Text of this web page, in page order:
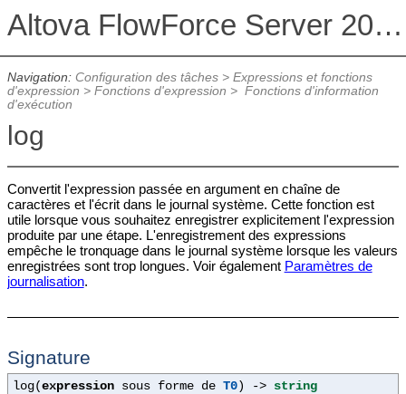
Altova FlowForce Server 2026 Advanced Edition
Navigation: Configuration des tâches> Expressions et fonctions
d'expression > Fonctions d'expression > Fonctions d'information
d'exécution
log
Convertit l'expression passée en argument en chaîne de
caractères et l'écrit dans le journal système. Cette fonction est
utile lorsque vous souhaitez enregistrer explicitement l'expression
produite par une étape. L'enregistrement des expressions
empêche le tronquage dans le journal système lorsque les valeurs
enregistrées sont trop longues. Voir également Paramètres de
journalisation.
Signature
log(expression sous forme deT0) -> string